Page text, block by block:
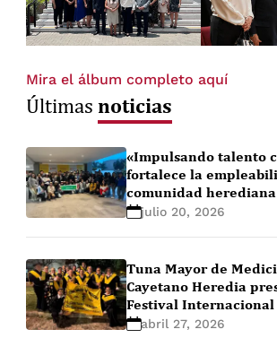
Mira el álbum completo aquí
Últimasnoticias
«Impulsando talento
fortalece la
comunidad
año consecutivo
julio 20, 2026
Tuna Mayor de
Cayetano Heredia
Festival Internacional
España
abril 27, 2026